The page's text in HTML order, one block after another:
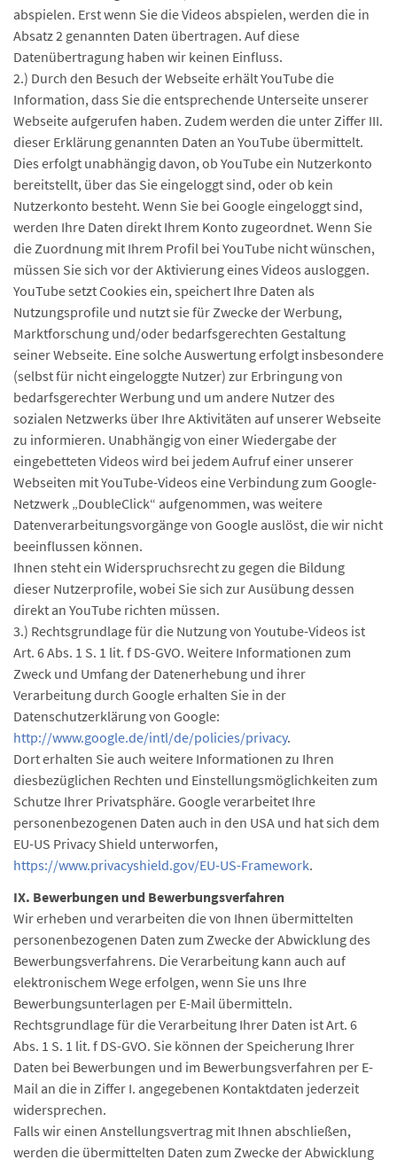
abspielen. Erst wenn Sie die Videos abspielen, werden die in
Absatz 2 genannten Daten übertragen. Auf diese
Datenübertragung haben wir keinen Einfluss.
2.) Durch den Besuch der Webseite erhält YouTube die
Information, dass Sie die entsprechende Unterseite unserer
Webseite aufgerufen haben. Zudem werden die unter Ziffer III.
dieser Erklärung genannten Daten an YouTube übermittelt.
Dies erfolgt unabhängig davon, ob YouTube ein Nutzerkonto
bereitstellt, über das Sie eingeloggt sind, oder ob kein
Nutzerkonto besteht. Wenn Sie bei Google eingeloggt sind,
werden Ihre Daten direkt Ihrem Konto zugeordnet. Wenn Sie
die Zuordnung mit Ihrem Profil bei YouTube nicht wünschen,
müssen Sie sich vor der Aktivierung eines Videos ausloggen.
YouTube setzt Cookies ein, speichert Ihre Daten als
Nutzungsprofile und nutzt sie für Zwecke der Werbung,
Marktforschung und/oder bedarfsgerechten Gestaltung
seiner Webseite. Eine solche Auswertung erfolgt insbesondere
(selbst für nicht eingeloggte Nutzer) zur Erbringung von
bedarfsgerechter Werbung und um andere Nutzer des
sozialen Netzwerks über Ihre Aktivitäten auf unserer Webseite
zu informieren. Unabhängig von einer Wiedergabe der
eingebetteten Videos wird bei jedem Aufruf einer unserer
Webseiten mit YouTube-Videos eine Verbindung zum Google-
Netzwerk „DoubleClick“ aufgenommen, was weitere
Datenverarbeitungsvorgänge von Google auslöst, die wir nicht
beeinflussen können.
Ihnen steht ein Widerspruchsrecht zu gegen die Bildung
dieser Nutzerprofile, wobei Sie sich zur Ausübung dessen
direkt an YouTube richten müssen.
3.) Rechtsgrundlage für die Nutzung von Youtube-Videos ist
Art. 6 Abs. 1 S. 1 lit. f DS-GVO. Weitere Informationen zum
Zweck und Umfang der Datenerhebung und ihrer
Verarbeitung durch Google erhalten Sie in der
Datenschutzerklärung von Google:
http://www.google.de/intl/de/policies/privacy.
Dort erhalten Sie auch weitere Informationen zu Ihren
diesbezüglichen Rechten und Einstellungsmöglichkeiten zum
Schutze Ihrer Privatsphäre. Google verarbeitet Ihre
personenbezogenen Daten auch in den USA und hat sich dem
EU-US Privacy Shield unterworfen,
https://www.privacyshield.gov/EU-US-Framework.
IX. Bewerbungen und Bewerbungsverfahren
Wir erheben und verarbeiten die von Ihnen übermittelten
personenbezogenen Daten zum Zwecke der Abwicklung des
Bewerbungsverfahrens. Die Verarbeitung kann auch auf
elektronischem Wege erfolgen, wenn Sie uns Ihre
Bewerbungsunterlagen per E-Mail übermitteln.
Rechtsgrundlage für die Verarbeitung Ihrer Daten ist Art. 6
Abs. 1 S. 1 lit. f DS-GVO. Sie können der Speicherung Ihrer
Daten bei Bewerbungen und im Bewerbungsverfahren per E-
Mail an die in Ziffer I. angegebenen Kontaktdaten jederzeit
widersprechen.
Falls wir einen Anstellungsvertrag mit Ihnen abschließen,
werden die übermittelten Daten zum Zwecke der Abwicklung